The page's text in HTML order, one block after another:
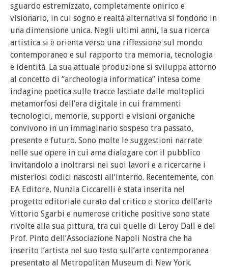
sguardo estremizzato, completamente onirico e
visionario, in cui sogno e realtà alternativa si fondono in
una dimensione unica. Negli ultimi anni, la sua ricerca
artistica si è orienta verso una riflessione sul mondo
contemporaneo e sul rapporto tra memoria, tecnologia
e identità. La sua attuale produzione si sviluppa attorno
al concetto di “archeologia informatica” intesa come
indagine poetica sulle tracce lasciate dalle molteplici
metamorfosi dell’era digitale in cui frammenti
tecnologici, memorie, supporti e visioni organiche
convivono in un immaginario sospeso tra passato,
presente e futuro. Sono molte le suggestioni narrate
nelle sue opere in cui ama dialogare con il pubblico
invitandolo a inoltrarsi nei suoi lavori e a ricercarne i
misteriosi codici nascosti all’interno. Recentemente, con
EA Editore, Nunzia Ciccarelli è stata inserita nel
progetto editoriale curato dal critico e storico dell’arte
Vittorio Sgarbi e numerose critiche positive sono state
rivolte alla sua pittura, tra cui quelle di Leroy Dalì e del
Prof. Pinto dell’Associazione Napoli Nostra che ha
inserito l’artista nel suo testo sull’arte contemporanea
presentato al Metropolitan Museum di New York.